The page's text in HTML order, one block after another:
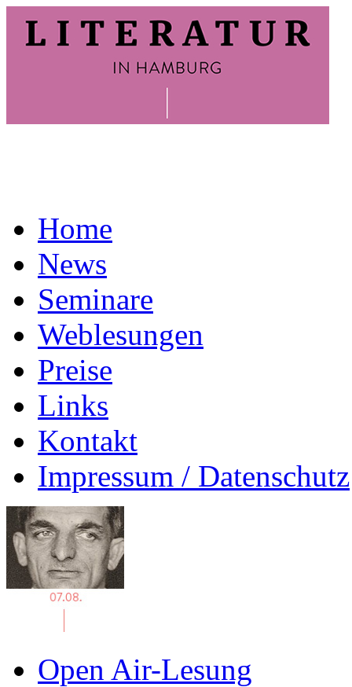
Home
News
Seminare
Weblesungen
Preise
Links
Kontakt
Impressum / Datenschutz
Open Air-Lesung